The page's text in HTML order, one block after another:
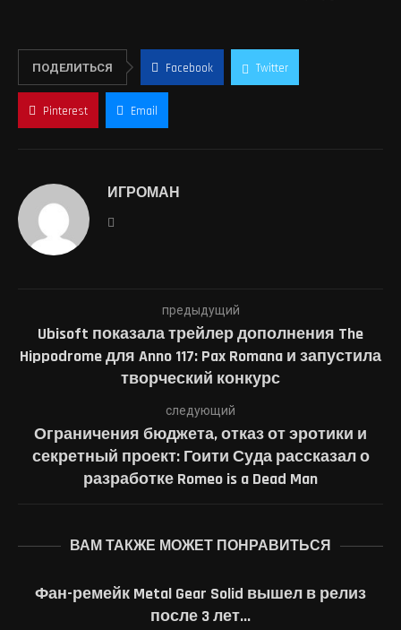
ПОДЕЛИТЬСЯ Facebook Twitter
Pinterest Email
ИГРОМАН
предыдущий
Ubisoft показала трейлер дополнения The
Hippodrome для Anno 117: Pax Romana и запустила
творческий конкурс
следующий
Ограничения бюджета, отказ от эротики и
секретный проект: Гоити Суда рассказал о
разработке Romeo is a Dead Man
ВАМ ТАКЖЕ МОЖЕТ ПОНРАВИТЬСЯ
Фан-ремейк Metal Gear Solid вышел в релиз
после 3 лет...